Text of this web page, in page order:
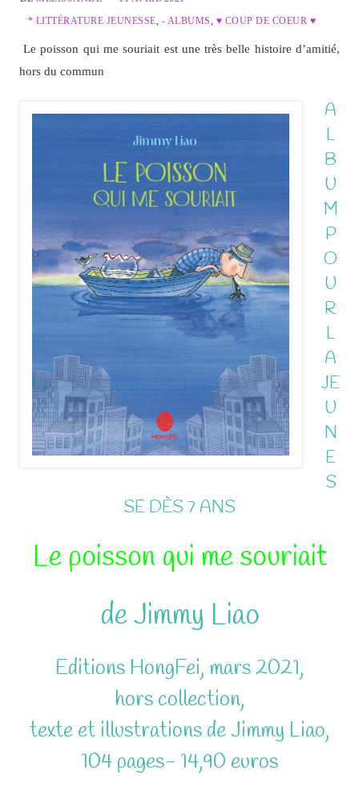
* LITTÉRATURE JEUNESSE, - ALBUMS, ♥ COUP DE COEUR ♥
Le poisson qui me souriait est une très belle histoire d’amitié,
hors du commun
A
L
B
U
M
P
O
U
R
L
A
JE
U
N
E
S
SE DÈS 7 ANS
Le poisson qui me souriait
de Jimmy Liao
Editions HongFei, mars 2021,
hors collection,
texte et illustrations de Jimmy Liao,
104 pages- 14,90 euros